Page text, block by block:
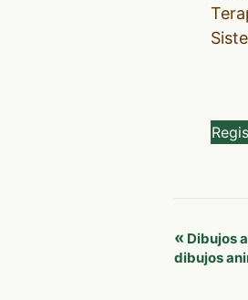
« Dibujos
dibujos